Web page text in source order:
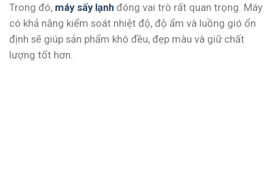
Trong đó, máy sấy lạnh đóng vai trò rất quan trọng. Máy
có khả năng kiểm soát nhiệt độ, độ ẩm và luồng gió ổn
định sẽ giúp sản phẩm khô đều, đẹp màu và giữ chất
lượng tốt hơn.